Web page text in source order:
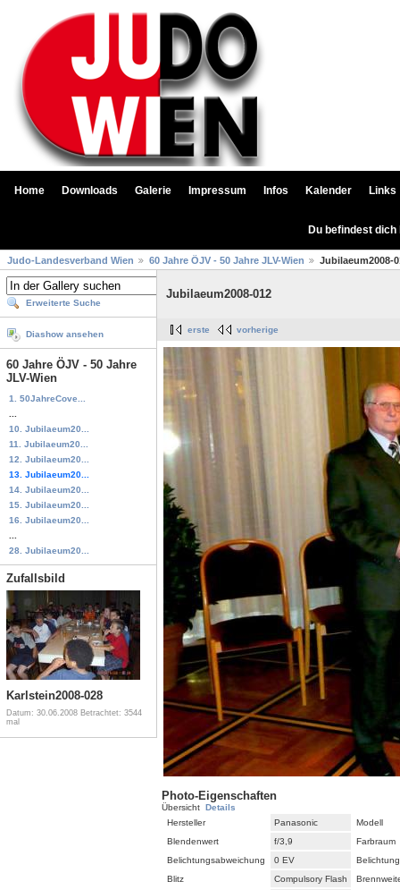
Home Downloads Galerie Impressum Infos Kalender Links
Du befindest
Judo-Landesverband Wien 60 Jahre ÖJV - 50 Jahre JLV-Wien Jubilaeum2008-
Erweiterte Suche
Diashow ansehen
60 Jahre ÖJV - 50 Jahre
JLV-Wien
1. 50JahreCove...
10. Jubilaeum20...
11. Jubilaeum20...
12. Jubilaeum20...
13. Jubilaeum20...
14. Jubilaeum20...
15. Jubilaeum20...
16. Jubilaeum20...
28. Jubilaeum20...
Zufallsbild
Karlstein2008-028
Datum: 30.06.2008 Betrachtet: 3544
mal
Jubilaeum2008-012
erste vorherige
Photo-Eigenschaften
Übersicht Details
Hersteller
Panasonic
Modell
Blendenwert
f/3,9
Farbraum
Belichtungsabweichung
0 EV
Blitz
Compulsory Flash